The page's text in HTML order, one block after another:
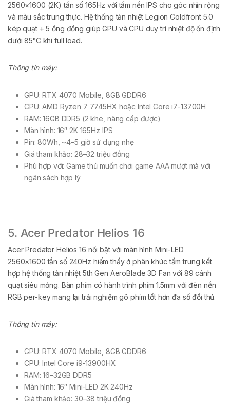
2560×1600 (2K) tần số 165Hz với tấm nền IPS cho góc nhìn rộng
và màu sắc trung thực. Hệ thống tản nhiệt Legion Coldfront 5.0
kép quạt + 5 ống đồng giúp GPU và CPU duy trì nhiệt độ ổn định
dưới 85°C khi full load.
Thông tin máy:
GPU: RTX 4070 Mobile, 8GB GDDR6
CPU: AMD Ryzen 7 7745HX hoặc Intel Core i7-13700H
RAM: 16GB DDR5 (2 khe, nâng cấp được)
Màn hình: 16″ 2K 165Hz IPS
Pin: 80Wh, ~4–5 giờ sử dụng nhẹ
Giá tham khảo: 28–32 triệu đồng
Phù hợp với: Game thủ muốn chơi game AAA mượt mà với
ngân sách hợp lý
5. Acer Predator Helios 16
Acer Predator Helios 16 nổi bật với màn hình Mini-LED
2560×1600 tần số 240Hz hiếm thấy ở phân khúc tầm trung kết
hợp hệ thống tản nhiệt 5th Gen AeroBlade 3D Fan với 89 cánh
quạt siêu mỏng. Bàn phím có hành trình phím 1.5mm với đèn nền
RGB per-key mang lại trải nghiệm gõ phím tốt hơn đa số đối thủ.
Thông tin máy:
GPU: RTX 4070 Mobile, 8GB GDDR6
CPU: Intel Core i9-13900HX
RAM: 16–32GB DDR5
Màn hình: 16″ Mini-LED 2K 240Hz
Giá tham khảo: 30–38 triệu đồng